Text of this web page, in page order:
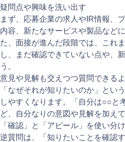
疑問点や興味を洗い出す
まず、応募企業の求人やIR情報、
内容、新たなサービスや製品など
た、面接が進んだ段階では、これ
し、まだ確認できていない点や、
う。
意見や見解も交えつつ質問できる
「なぜそれが知りたいのか」とい
しやすくなります。「自分は○○
ど、自分なりの意図や見解を加え
「確認」と「アピール」を使い分
逆質問は、「知りたいことを確認